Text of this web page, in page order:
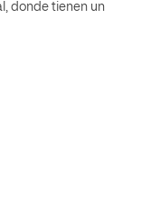
donde tienen un